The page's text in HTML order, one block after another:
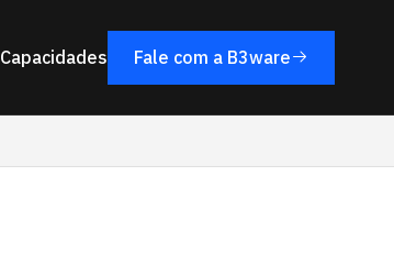
Capacidades Fale com a B3ware